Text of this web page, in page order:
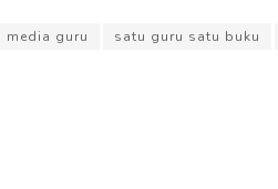
media guru satu guru satu buku